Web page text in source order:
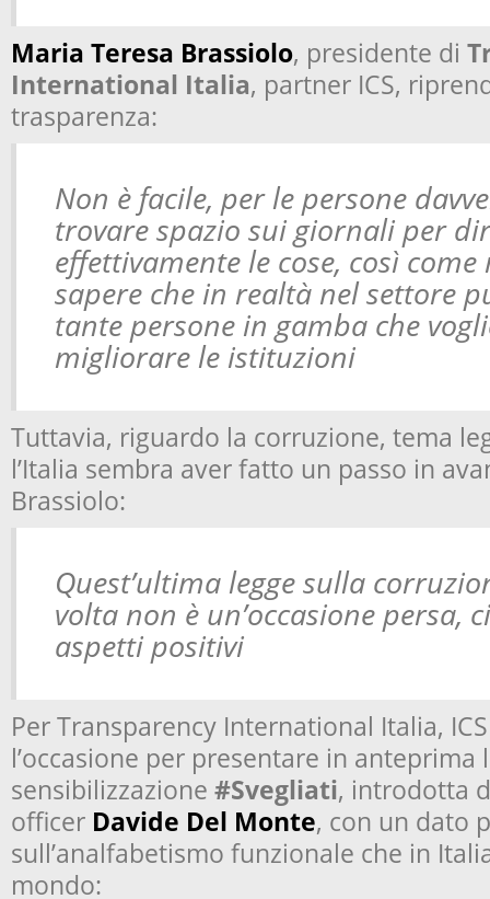
Maria Teresa Brassiolo, presidente di
International Italia, partner ICS,
trasparenza:
Non è facile, per le persone
trovare spazio sui giornali per
effettivamente le cose, così
sapere che in realtà nel settore
tante persone in gamba che
migliorare le istituzioni
Tuttavia, riguardo la corruzione, tema
l’Italia sembra aver fatto un passo in
Brassiolo:
Quest’ultima legge sulla
volta non è un’occasione persa,
aspetti positivi
Per Transparency International Italia,
l’occasione per presentare in anteprima
sensibilizzazione #Svegliati, introdotta
officer Davide Del Monte, con un dato
sull’analfabetismo funzionale che in
mondo: